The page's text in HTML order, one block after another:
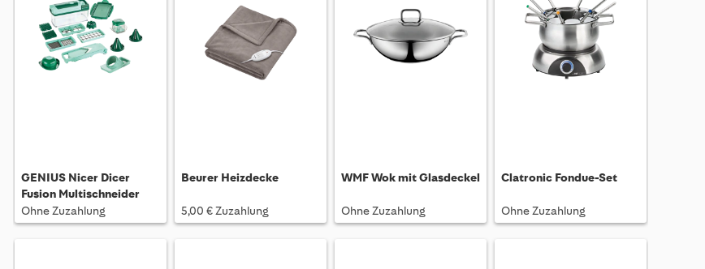
GENIUS Nicer Dicer
Fusion Multischneider
Ohne Zuzahlung
Beurer Heizdecke
5,00 € Zuzahlung
WMF Wok mit Glasdeckel
Ohne Zuzahlung
Clatronic Fondue-Set
Ohne Zuzahlung